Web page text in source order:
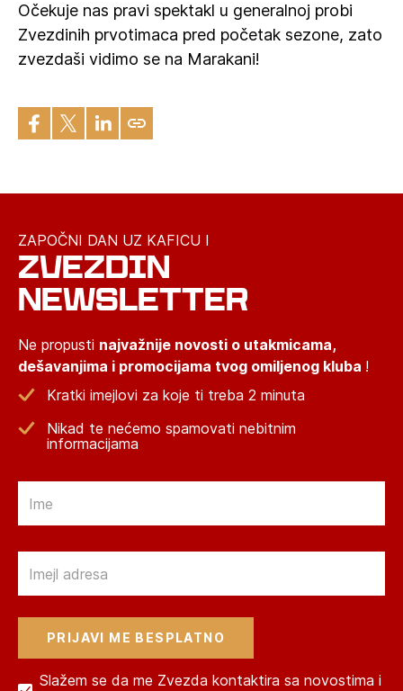
Očekuje nas pravi spektakl u generalnoj probi
Zvezdinih prvotimaca pred početak sezone, zato
zvezdaši vidimo se na Marakani!
ZAPOČNI DAN UZ KAFICU I
ZVEZDIN
NEWSLETTER
Ne propusti najvažnije novosti o utakmicama,
dešavanjima i promocijama tvog omiljenog kluba !
Kratki imejlovi za koje ti treba 2 minuta
Nikad te nećemo spamovati nebitnim
informacijama
Slažem se da me Zvezda kontaktira sa novostima i